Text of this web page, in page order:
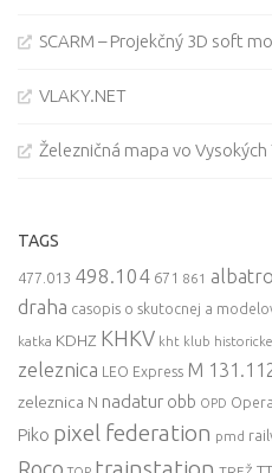
SCARM – Projekčný 3D soft
VLAKY.NET
Železničná mapa vo Vysokých
TAGS
477.013 498.104 671 861
draha casopis o skutocnej a
katka KDHZ KHKV kht klub
zeleznica LEO Express M
zeleznica N nadatur obb OPD
Piko pixel federation pmd